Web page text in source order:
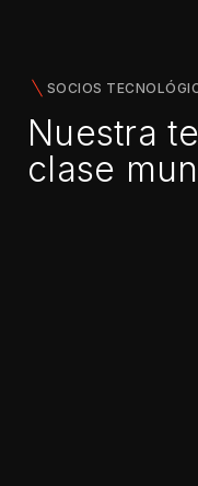
SOCIOS
Nuestra
clase